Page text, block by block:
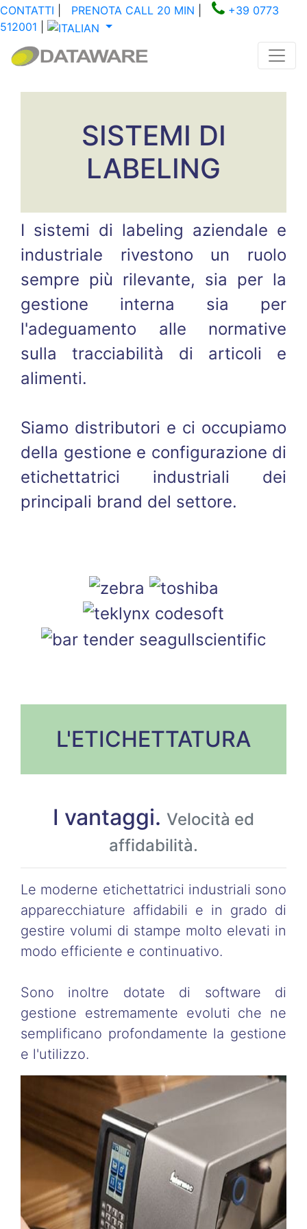
CONTATTI PRENOTA CALL 20 MIN
+39 0773
512001
SISTEMI DI
LABELING
I sistemi di labeling aziendale e
industriale rivestono un ruolo
sempre più rilevante, sia per la
gestione interna sia per
l'adeguamento alle normative
sulla tracciabilità di articoli e
alimenti.
Siamo distributori e ci occupiamo
della gestione e configurazione di
etichettatrici industriali dei
principali brand del settore.
L'ETICHETTATURA
I vantaggi. Velocità ed
affidabilità.
Le moderne etichettatrici industriali sono
apparecchiature affidabili e in grado di
gestire volumi di stampe molto elevati in
modo efficiente e continuativo.
Sono inoltre dotate di software di
gestione estremamente evoluti che ne
semplificano profondamente la gestione
e l'utilizzo.